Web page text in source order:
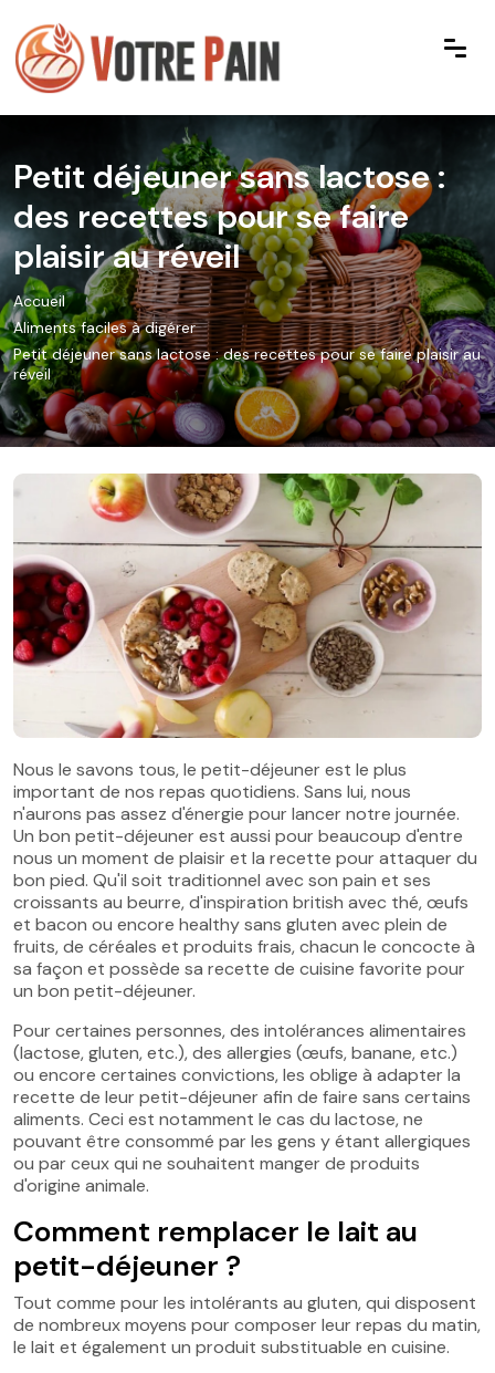
Petit déjeuner sans lactose :
des recettes pour se faire
plaisir au réveil
Accueil
Aliments faciles à digérer
Petit déjeuner sans lactose : des recettes pour se faire plaisir au
réveil
Nous le savons tous, le petit-déjeuner est le plus
important de nos repas quotidiens. Sans lui, nous
n'aurons pas assez d'énergie pour lancer notre journée.
Un bon petit-déjeuner est aussi pour beaucoup d'entre
nous un moment de plaisir et la recette pour attaquer du
bon pied. Qu'il soit traditionnel avec son pain et ses
croissants au beurre, d'inspiration british avec thé, œufs
et bacon ou encore healthy sans gluten avec plein de
fruits, de céréales et produits frais, chacun le concocte à
sa façon et possède sa recette de cuisine favorite pour
un bon petit-déjeuner.
Pour certaines personnes, des intolérances alimentaires
(lactose, gluten, etc.), des allergies (œufs, banane, etc.)
ou encore certaines convictions, les oblige à adapter la
recette de leur petit-déjeuner afin de faire sans certains
aliments. Ceci est notamment le cas du lactose, ne
pouvant être consommé par les gens y étant allergiques
ou par ceux qui ne souhaitent manger de produits
d'origine animale.
Comment remplacer le lait au
petit-déjeuner ?
Tout comme pour les intolérants au gluten, qui disposent
de nombreux moyens pour composer leur repas du matin,
le lait et également un produit substituable en cuisine.